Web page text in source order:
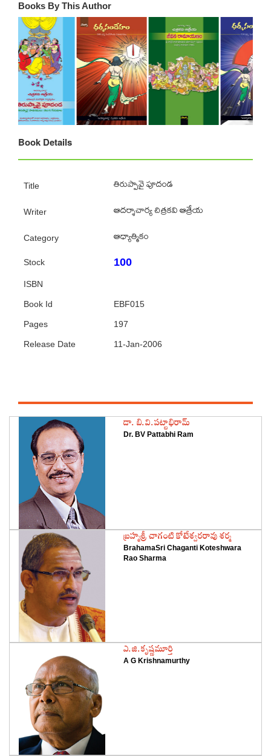
Books By This Author
Book Details
Title తిరుప్పావై పూదండ
Writer ఆదర్శాచార్య చిత్రకవి ఆత్రేయ
Category ఆధ్యాత్మికం
Stock 100
ISBN
Book Id EBF015
Pages 197
Release Date 11-Jan-2006
డా. బి.వి.పట్టాభిరామ్
Dr. BV Pattabhi Ram
‌బ్రహ్మశ్రీ చాగంటి కోటేశ్వరరావు శర్మ
BrahamaSri Chaganti Koteshwara
Rao Sharma
‌ఎ.జి.కృష్ణమూర్తి
A G Krishnamurthy